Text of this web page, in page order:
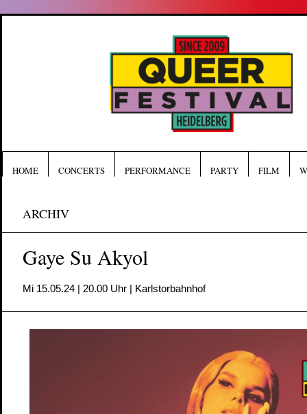
HOME CONCERTS PERFORMANCE PARTY FILM
ARCHIV
Gaye Su Akyol
Mi 15.05.24 | 20.00 Uhr | Karlstorbahnhof